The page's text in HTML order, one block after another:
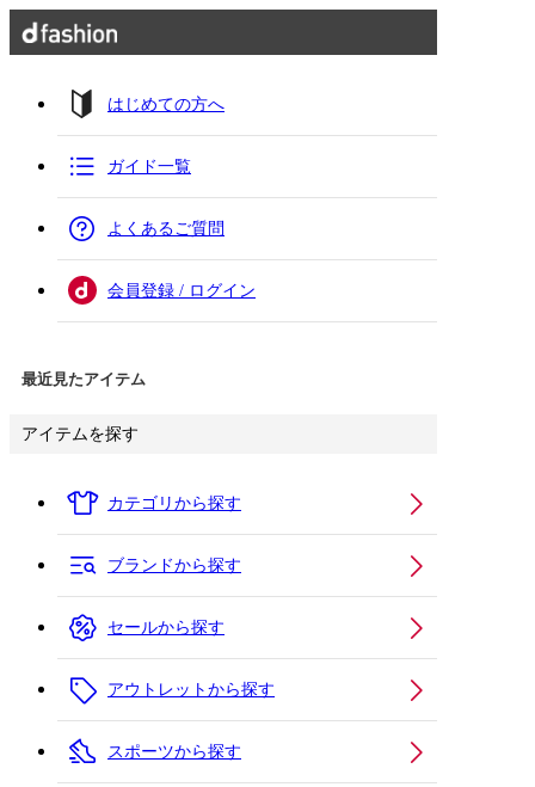
はじめての方へ
ガイド一覧
よくあるご質問
会員登録 / ログイン
最近見たアイテム
アイテムを探す
カテゴリから探す
ブランドから探す
セールから探す
アウトレットから探す
スポーツから探す